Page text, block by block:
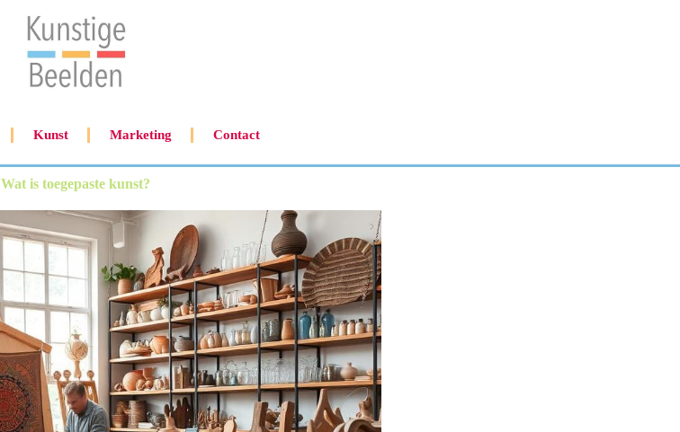
Kunst Marketing Contact
Wat is toegepaste kunst?